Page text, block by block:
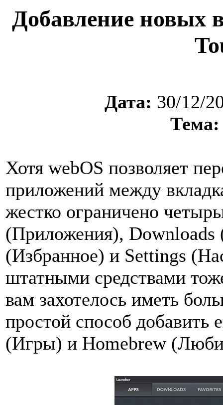
Добавление новых
Дата: 30/12/
Тема:
Хотя webOS позволяет
приложений между
жестко ограничено
(Приложения), Downloads
(Избранное) и Settings
штатными средствами
вам захотелось иметь
простой способ добавить
(Игры) и Homebrew